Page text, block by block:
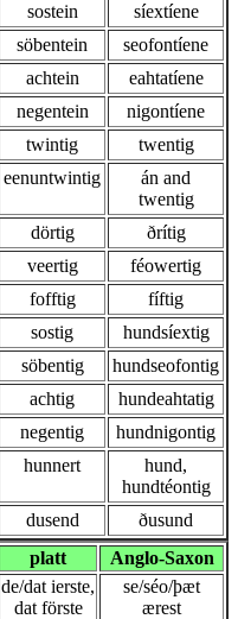
sostein
síextíene
söbentein
seofontíene
achtein
eahtatíene
negentein
nigontíene
twintig
twentig
eenuntwintig
án and
twentig
dörtig
ðrítig
veertig
féowertig
fofftig
fíftig
sostig
hundsíextig
söbentig
hundseofontig
achtig
hundeahtatig
negentig
hundnigontig
hunnert
hund,
hundtéontig
dusend
ðusund
platt
Anglo-Saxon
de/dat ierste,
dat förste
se/séo/þæt
ærest